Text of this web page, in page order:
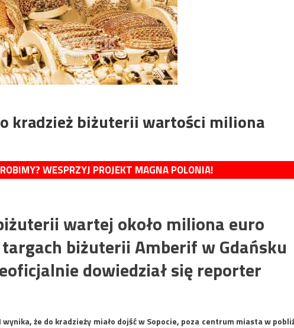
kradzież biżuterii wartości miliona
WESPRZYJ PROJEKT MAGNA POLONIA!
wartej około miliona euro
targach biżuterii Amberif w Gdańsku
dowiedział się reporter
że do kradzieży miało dojść w Sopocie, poza centrum miasta w